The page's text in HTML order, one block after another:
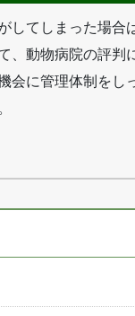
してしまった場合
動物病院の評判
会に管理体制をし